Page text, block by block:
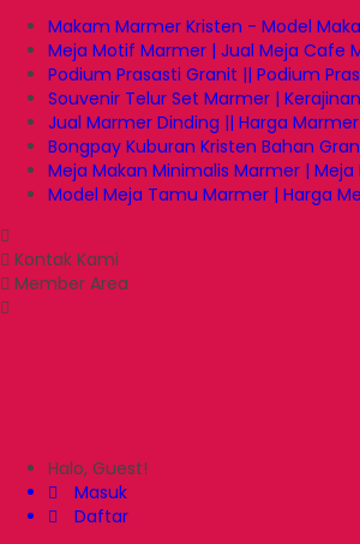
Makam Marmer Kristen - Model
Meja Motif Marmer | Jual Meja Cafe
Podium Prasasti Granit || Podium
Souvenir Telur Set Marmer |
Jual Marmer Dinding || Harga
Bongpay Kuburan Kristen Bahan
Meja Makan Minimalis Marmer |
Model Meja Tamu Marmer | Harga
Kontak Kami
Member Area
Halo, Guest!
Masuk
Daftar